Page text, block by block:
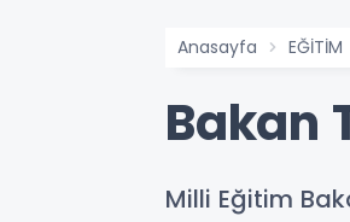
Anasayfa EĞİTİM
Bakan
Milli Eğitim